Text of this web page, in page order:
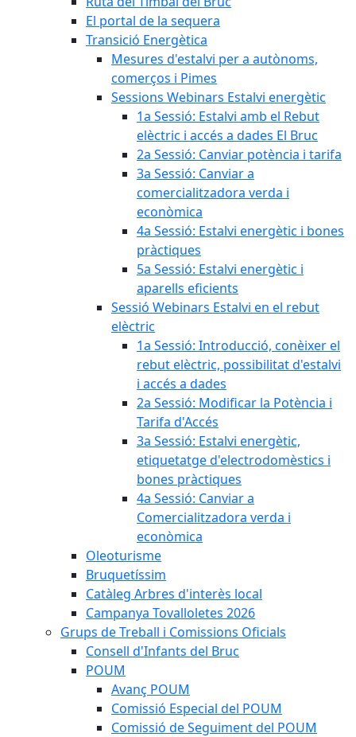
El portal de la sequera
Transició Energètica
Mesures d'estalvi per a autònoms,
comerços i Pimes
Sessions Webinars Estalvi energètic
1a Sessió: Estalvi amb el Rebut
elèctric i accés a dades El Bruc
2a Sessió: Canviar potència i tarifa
3a Sessió: Canviar a
comercialitzadora verda i
econòmica
4a Sessió: Estalvi energètic i bones
pràctiques
5a Sessió: Estalvi energètic i
aparells eficients
Sessió Webinars Estalvi en el rebut
elèctric
1a Sessió: Introducció, conèixer el
rebut elèctric, possibilitat d'estalvi
i accés a dades
2a Sessió: Modificar la Potència i
Tarifa d'Accés
3a Sessió: Estalvi energètic,
etiquetatge d'electrodomèstics i
bones pràctiques
4a Sessió: Canviar a
Comercialitzadora verda i
econòmica
Oleoturisme
Bruquetíssim
Catàleg Arbres d'interès local
Campanya Tovalloletes 2026
Grups de Treball i Comissions Oficials
Consell d'Infants del Bruc
POUM
Avanç POUM
Comissió Especial del POUM
Comissió de Seguiment del POUM